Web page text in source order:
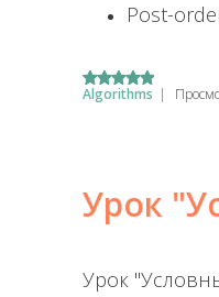
Post-
Algorithms |
Урок
Урок